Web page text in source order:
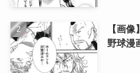
【画
野球漫